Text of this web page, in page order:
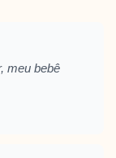
meu bebê